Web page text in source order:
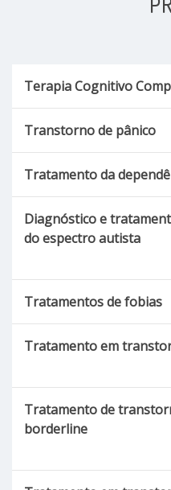
Terapia Cognitivo
Transtorno de pânico
Tratamento da
Diagnóstico e
do espectro autista
Tratamentos de fobias
Tratamento em
Tratamento de
borderline